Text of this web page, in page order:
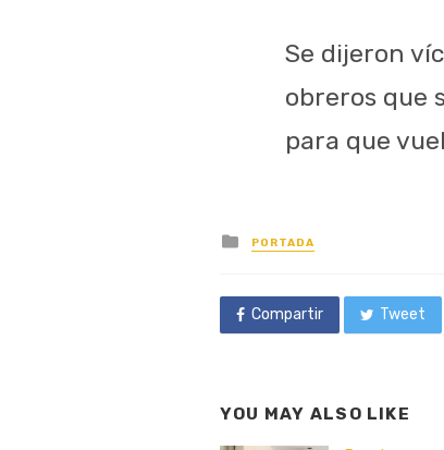
Se dijeron
obreros que
para que
Posted
in
PORTADA
Compartir Tweet
YOU MAY ALSO LIKE